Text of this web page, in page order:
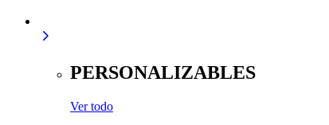
PERSONALIZABLES
Ver todo